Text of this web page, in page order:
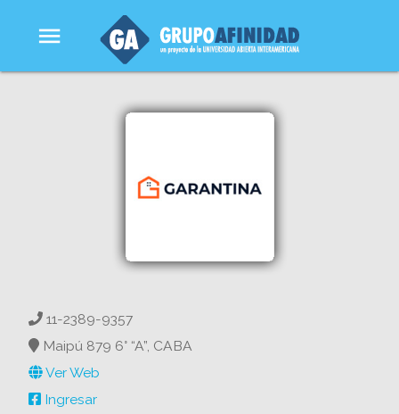
menu
11-2389-9357
Maipú 879 6° “A”, CABA
Ver Web
Ingresar